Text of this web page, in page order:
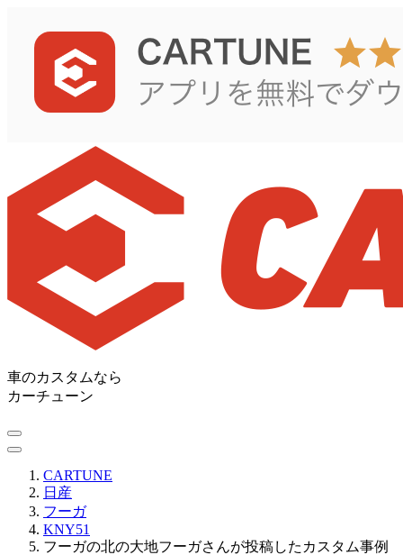
車のカスタムなら
カーチューン
CARTUNE
日産
フーガ
KNY51
フーガの北の大地フーガさんが投稿したカスタム事例